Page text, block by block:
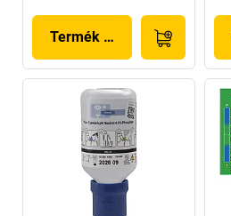
Termék megjelenítése